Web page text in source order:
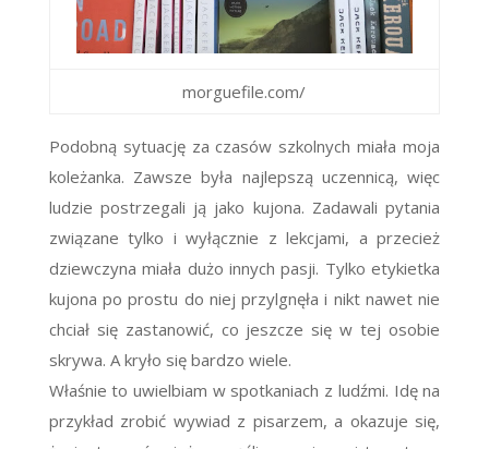
morguefile.com/
Podobną sytuację za czasów szkolnych miała moja
koleżanka. Zawsze była najlepszą uczennicą, więc
ludzie postrzegali ją jako kujona. Zadawali pytania
związane tylko i wyłącznie z lekcjami, a przecież
dziewczyna miała dużo innych pasji. Tylko etykietka
kujona po prostu do niej przylgnęła i nikt nawet nie
chciał się zastanowić, co jeszcze się w tej osobie
skrywa. A kryło się bardzo wiele.
Właśnie to uwielbiam w spotkaniach z ludźmi. Idę na
przykład zrobić wywiad z pisarzem, a okazuje się,